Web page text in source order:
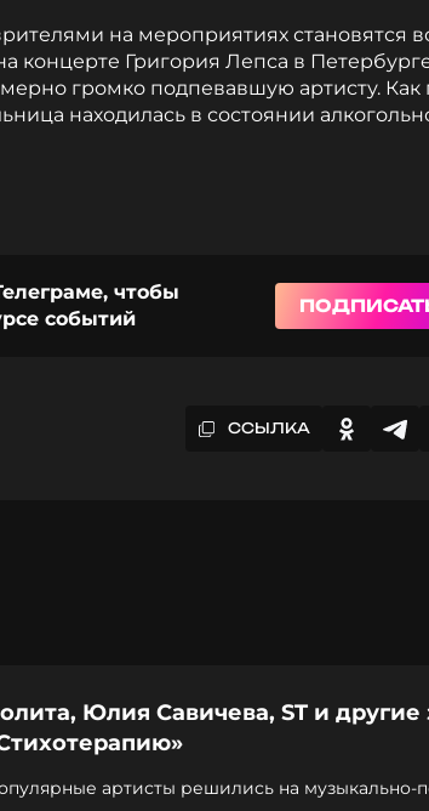
на мероприятиях становятся
концерте Григория Лепса в
громко подпевавшую артисту. Как
находилась в состоянии
чтобы
событий
ССЫЛКА
Юлия Савичева, ST и
артисты решились на музыкально-